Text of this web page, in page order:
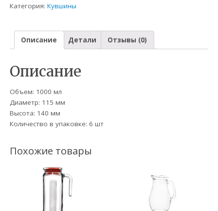
Категория:Кувшины
Описание Детали Отзывы (0)
Описание
Объем: 1000 мл
Диаметр: 115 мм
Высота: 140 мм
Количество в упаковке: 6 шт
Похожие товары